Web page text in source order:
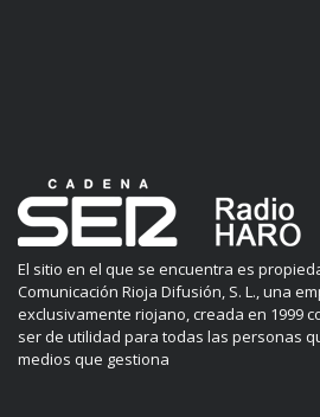
El sitio en el que se encuentra es
Comunicación Rioja Difusión, S. L., una
exclusivamente riojano, creada en 1999
ser de utilidad para todas las personas
medios que gestiona